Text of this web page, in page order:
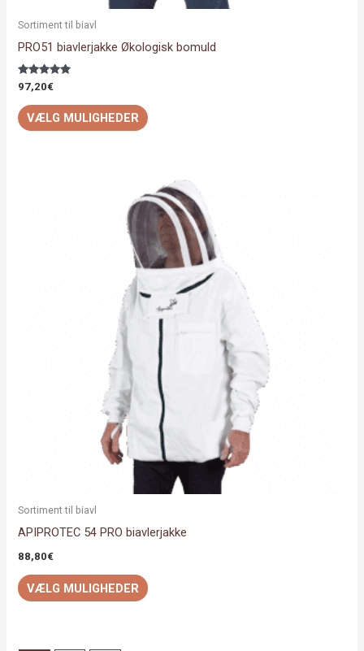
Sortiment til biavl
PRO51 biavlerjakke Økologisk bomuld
Vurderet
5.00
ud af 5
97,20€
VÆLG MULIGHEDER
Sortiment til biavl
APIPROTEC 54 PRO biavlerjakke
88,80€
VÆLG MULIGHEDER
vare
har
flere
varianter.
Mulighederne
kan
vælges
på
varesiden